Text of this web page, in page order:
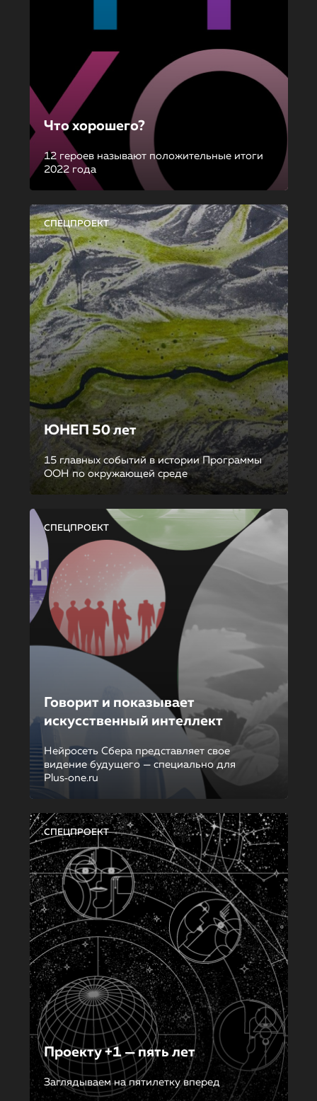
Что хорошего?
12 героев называют положительные итоги
2022 года
СПЕЦПРОЕКТ
ЮНЕП 50 лет
15 главных событий в истории Программы
ООН по окружающей среде
СПЕЦПРОЕКТ
Говорит и показывает
искусственный интеллект
Нейросеть Сбера представляет свое
видение будущего — специально для
Plus‑one.ru
СПЕЦПРОЕКТ
Проекту +1 — пять лет
Заглядываем на пятилетку вперед